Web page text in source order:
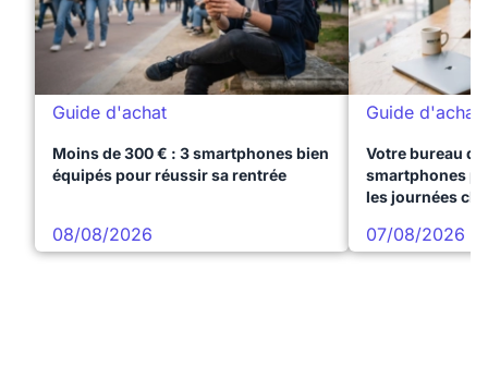
Guide d'achat
Moins de 300 € : 3 smartphones bien
équipés pour réussir sa rentrée
08/08/2026
Guide d'achat
Votre bureau
smartphones
les journées
07/08/2026